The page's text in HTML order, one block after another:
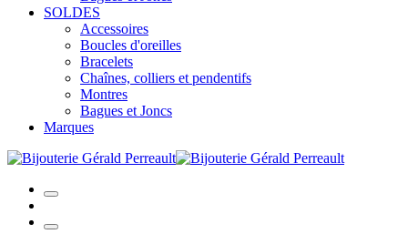
SOLDES
Accessoires
Boucles d'oreilles
Bracelets
Chaînes, colliers et pendentifs
Montres
Bagues et Joncs
Marques